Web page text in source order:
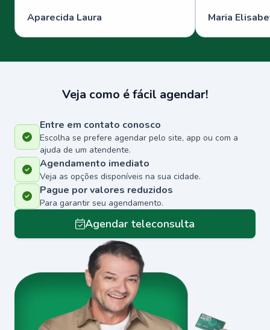
Aparecida Laura Maria
Veja como é fácil agendar!
Entre em contato conosco
Escolha se prefere agendar pelo site, app ou com a
ajuda de um atendente.
Agendamento imediato
Veja as opções disponíveis na sua cidade.
Pague por valores reduzidos
Para garantir seu agendamento.
Agendar teleconsulta